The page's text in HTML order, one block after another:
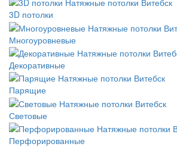
3D потолки
Многоуровневые
Декоративные
Парящие
Световые
Перфорированные